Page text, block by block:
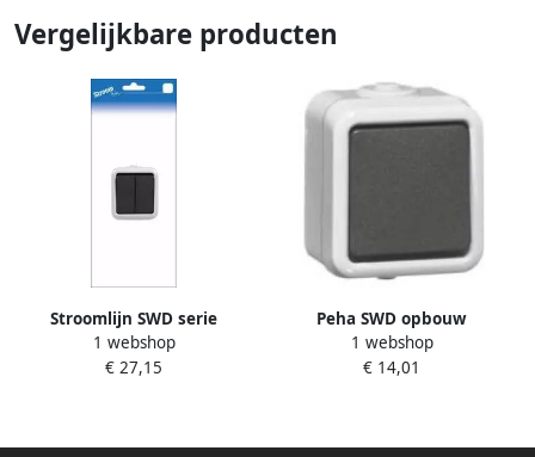
Vergelijkbare producten
Stroomlijn SWD serie
schakelaar PEHA 6657952
1 webshop
€ 27,15
Peha SWD opbouw
schakelaar wissel 4657950
1 webshop
€ 14,01